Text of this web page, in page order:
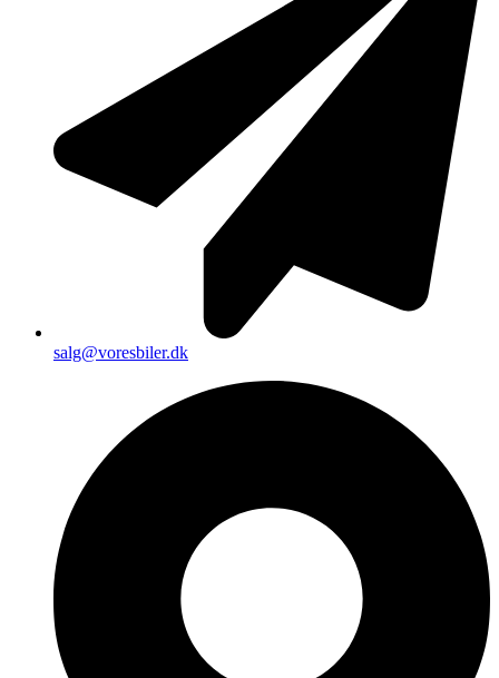
salg@voresbiler.dk